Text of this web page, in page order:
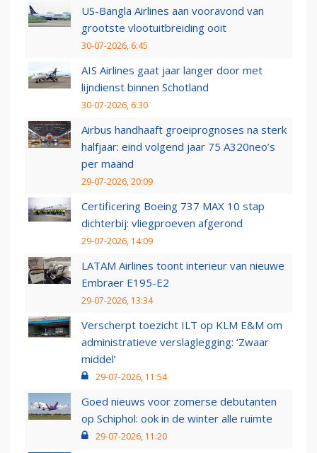
US-Bangla Airlines aan vooravond van
grootste vlootuitbreiding ooit
30-07-2026, 6:45
AIS Airlines gaat jaar langer door met
lijndienst binnen Schotland
30-07-2026, 6:30
Airbus handhaaft groeiprognoses na sterk
halfjaar: eind volgend jaar 75 A320neo’s
per maand
29-07-2026, 20:09
Certificering Boeing 737 MAX 10 stap
dichterbij: vliegproeven afgerond
29-07-2026, 14:09
LATAM Airlines toont interieur van nieuwe
Embraer E195-E2
29-07-2026, 13:34
Verscherpt toezicht ILT op KLM E&M om
administratieve verslaglegging: ‘Zwaar
middel’
29-07-2026, 11:54
Goed nieuws voor zomerse debutanten
op Schiphol: ook in de winter alle ruimte
29-07-2026, 11:20